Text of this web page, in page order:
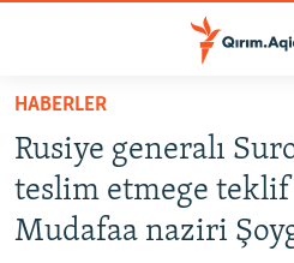
Esas
qaytmaq
Baş
navigatsiyağa
qaytmaq
SİYASET
İQTİSADİYAT
HABERLER
Rusiye generalı
teslim etmege
Mudafaa naziri